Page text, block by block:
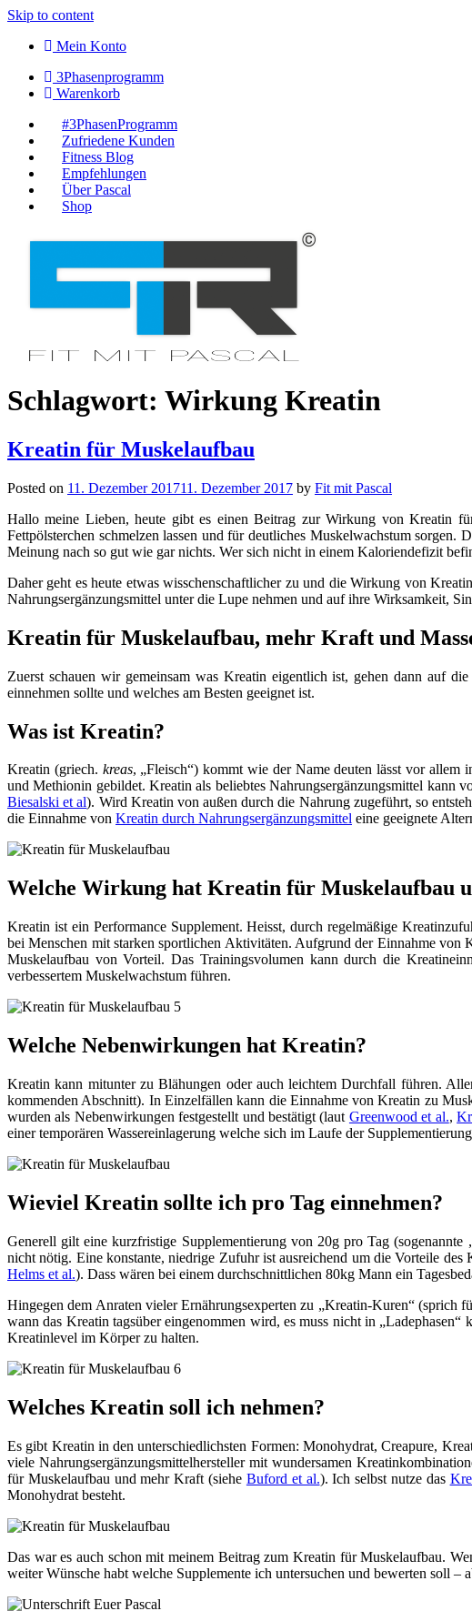
Skip to content
Mein Konto
3Phasenprogramm
Warenkorb
#3PhasenProgramm
Zufriedene Kunden
Fitness Blog
Empfehlungen
Über Pascal
Shop
Schlagwort: Wirkung Kreatin
Kreatin für Muskelaufbau
Posted on 11. Dezember 201711. Dezember 2017 by Fit mit Pascal
Hallo meine Lieben, heute gibt es einen Beitrag zur Wirkung von Kreatin
Fettpölsterchen schmelzen lassen und für deutliches Muskelwachstum
Meinung nach so gut wie gar nichts. Wer sich nicht in einem Kaloriendefizit
Daher geht es heute etwas wisschenschaftlicher zu und die Wirkung von
Nahrungsergänzungsmittel unter die Lupe nehmen und auf ihre Wirksamkeit,
Kreatin für Muskelaufbau, mehr Kraft und
Zuerst schauen wir gemeinsam was Kreatin eigentlich ist, gehen dann auf
einnehmen sollte und welches am Besten geeignet ist.
Was ist Kreatin?
Kreatin (griech. kreas, „Fleisch“) kommt wie der Name deuten lässt vor
und Methionin gebildet. Kreatin als beliebtes Nahrungsergänzungsmittel kann
Biesalski et al). Wird Kreatin von außen durch die Nahrung zugeführt, so
die Einnahme von Kreatin durch Nahrungsergänzungsmittel eine geeignete
Welche Wirkung hat Kreatin für Muskelaufbau
Kreatin ist ein Performance Supplement. Heisst, durch regelmäßige
bei Menschen mit starken sportlichen Aktivitäten. Aufgrund der Einnahme
Muskelaufbau von Vorteil. Das Trainingsvolumen kann durch die
verbessertem Muskelwachstum führen.
Welche Nebenwirkungen hat Kreatin?
Kreatin kann mitunter zu Blähungen oder auch leichtem Durchfall führen.
kommenden Abschnitt). In Einzelfällen kann die Einnahme von Kreatin zu
wurden als Nebenwirkungen festgestellt und bestätigt (laut Greenwood et al.,
einer temporären Wassereinlagerung welche sich im Laufe der
Wieviel Kreatin sollte ich pro Tag einnehmen?
Generell gilt eine kurzfristige Supplementierung von 20g pro Tag
nicht nötig. Eine konstante, niedrige Zufuhr ist ausreichend um die Vorteile
Helms et al.). Dass wären bei einem durchschnittlichen 80kg Mann ein
Hingegen dem Anraten vieler Ernährungsexperten zu „Kreatin-Kuren“ (sprich
wann das Kreatin tagsüber eingenommen wird, es muss nicht in
Kreatinlevel im Körper zu halten.
Welches Kreatin soll ich nehmen?
Es gibt Kreatin in den unterschiedlichsten Formen: Monohydrat, Creapure,
viele Nahrungsergänzungsmittelhersteller mit wundersamen
für Muskelaufbau und mehr Kraft (siehe Buford et al.). Ich selbst nutze das
Monohydrat besteht.
Das war es auch schon mit meinem Beitrag zum Kreatin für Muskelaufbau.
weiter Wünsche habt welche Supplemente ich untersuchen und bewerten soll